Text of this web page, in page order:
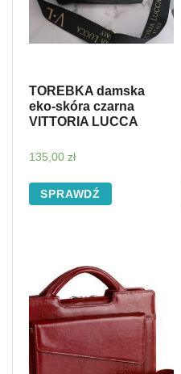
TOREBKA damska
eko-skóra czarna
VITTORIA LUCCA
135,00 zł
SPRAWDŹ